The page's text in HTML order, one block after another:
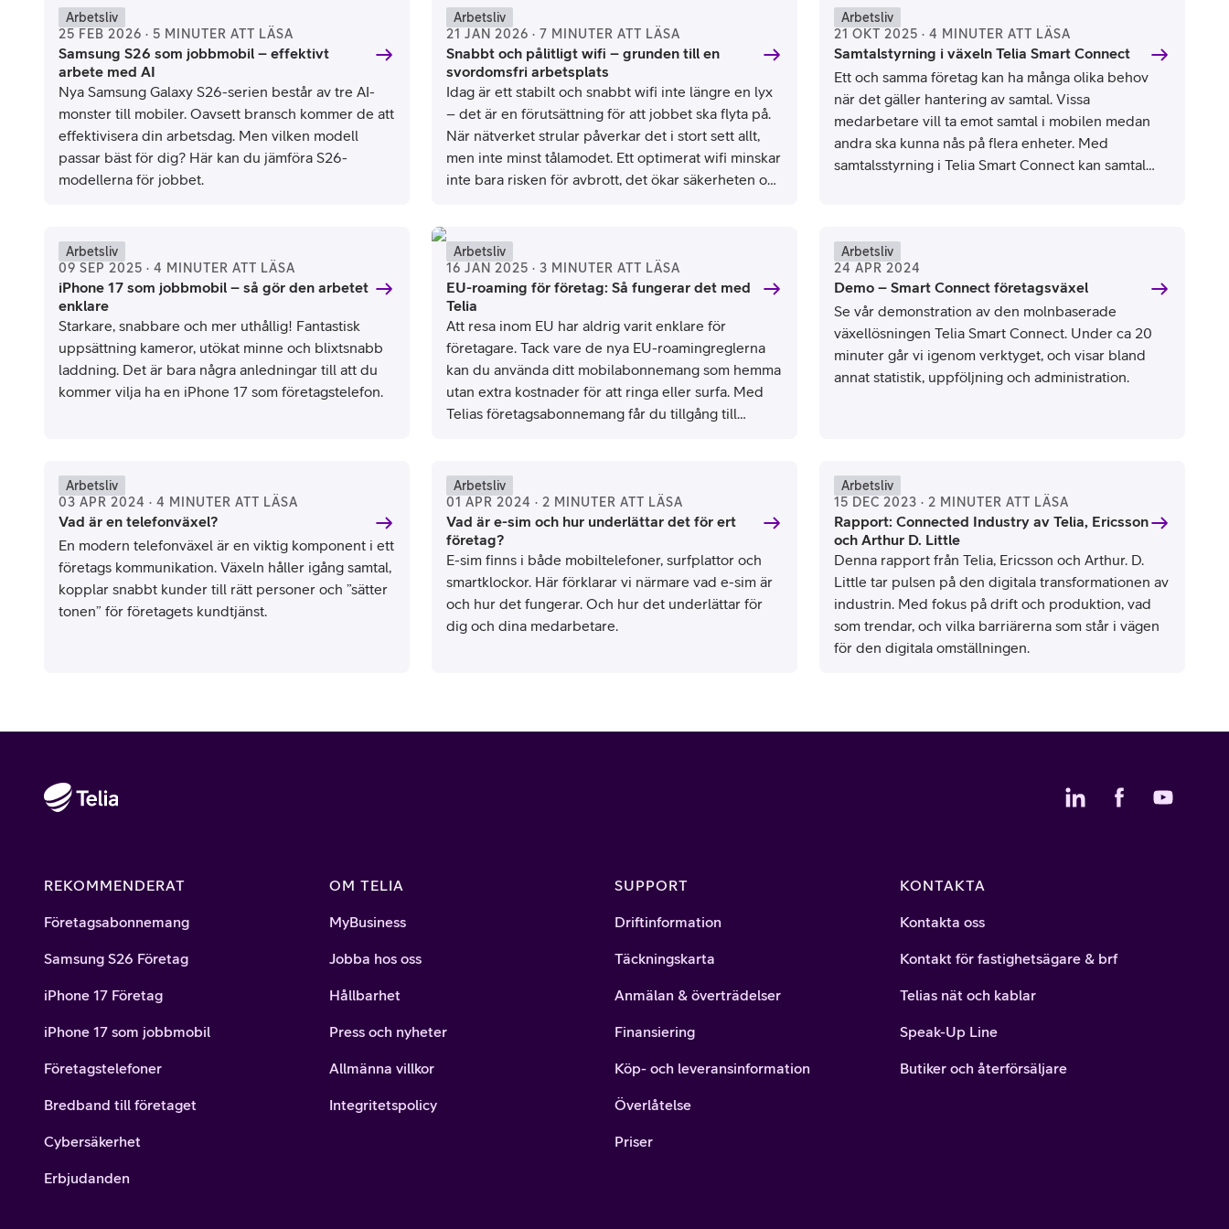
Arbetsliv
25 FEB 2026 · 5 MINUTER ATT LÄSA
Samsung S26 som jobbmobil – effektivt
arbete med AI
Nya Samsung Galaxy S26-serien består av tre AI-
monster till mobiler. Oavsett bransch kommer de att
effektivisera din arbetsdag. Men vilken modell
passar bäst för dig? Här kan du jämföra S26-
modellerna för jobbet.
Arbetsliv
21 JAN 2026 · 7 MINUTER ATT LÄSA
Snabbt och pålitligt wifi – grunden till en
svordomsfri arbetsplats
Idag är ett stabilt och snabbt wifi inte längre en lyx
– det är en förutsättning för att jobbet ska flyta på.
När nätverket strular påverkar det i stort sett allt,
men inte minst tålamodet. Ett optimerat wifi minskar
inte bara risken för avbrott, det ökar säkerheten och
Arbetsliv
21 OKT 2025 · 4 MINUTER ATT LÄSA
Samtalstyrning i växeln Telia Smart Connect
Ett och samma företag kan ha många olika behov
när det gäller hantering av samtal. Vissa
medarbetare vill ta emot samtal i mobilen medan
andra ska kunna nås på flera enheter. Med
samtalsstyrning i Telia Smart Connect kan samtal
Arbetsliv
09 SEP 2025 · 4 MINUTER ATT LÄSA
iPhone 17 som jobbmobil – så gör den arbetet
enklare
Starkare, snabbare och mer uthållig! Fantastisk
uppsättning kameror, utökat minne och blixtsnabb
laddning. Det är bara några anledningar till att du
kommer vilja ha en iPhone 17 som företagstelefon.
Arbetsliv
16 JAN 2025 · 3 MINUTER ATT LÄSA
EU-roaming för företag: Så fungerar det med
Telia
Att resa inom EU har aldrig varit enklare för
företagare. Tack vare de nya EU-roamingreglerna
kan du använda ditt mobilabonnemang som hemma
utan extra kostnader för att ringa eller surfa. Med
Telias företagsabonnemang får du tillgång till
kollegor när du är på resande fot.
Arbetsliv
24 APR 2024
Demo – Smart Connect företagsväxel
Se vår demonstration av den molnbaserade
växellösningen Telia Smart Connect. Under ca 20
minuter går vi igenom verktyget, och visar bland
annat statistik, uppföljning och administration.
Arbetsliv
03 APR 2024 · 4 MINUTER ATT LÄSA
Vad är en telefonväxel?
En modern telefonväxel är en viktig komponent i ett
företags kommunikation. Växeln håller igång samtal,
kopplar snabbt kunder till rätt personer och ”sätter
tonen” för företagets kundtjänst.
Arbetsliv
01 APR 2024 · 2 MINUTER ATT LÄSA
Vad är e-sim och hur underlättar det för ert
företag?
E-sim finns i både mobiltelefoner, surfplattor och
smartklockor. Här förklarar vi närmare vad e-sim är
och hur det fungerar. Och hur det underlättar för
dig och dina medarbetare.
Arbetsliv
15 DEC 2023 · 2 MINUTER ATT LÄSA
Rapport: Connected Industry av Telia, Ericsson
och Arthur D. Little
Denna rapport från Telia, Ericsson och Arthur. D.
Little tar pulsen på den digitala transformationen av
industrin. Med fokus på drift och produktion, vad
som trendar, och vilka barriärerna som står i vägen
för den digitala omställningen.
REKOMMENDERAT
Företagsabonnemang
Samsung S26 Företag
iPhone 17 Företag
iPhone 17 som jobbmobil
Företagstelefoner
Bredband till företaget
Cybersäkerhet
Erbjudanden
OM TELIA
MyBusiness
Jobba hos oss
Hållbarhet
Press och nyheter
Allmänna villkor
Integritetspolicy
SUPPORT
Driftinformation
Täckningskarta
Anmälan & överträdelser
Finansiering
Köp- och leveransinformation
Överlåtelse
Priser
KONTAKTA
Kontakta oss
Kontakt för fastighetsägare & brf
Telias nät och kablar
Speak-Up Line
Butiker och återförsäljare